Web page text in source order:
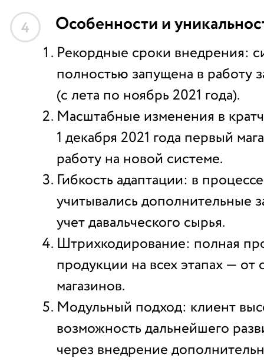
4 Особенности и
Рекордные сроки внедрения:
полностью запущена в работу
(с лета по ноябрь 2021 года).
Масштабные изменения в
1 декабря 2021 года первый
работу на новой системе.
Гибкость адаптации: в
учитывались дополнительные
учет давальческого сырья.
Штрихкодирование: полная
продукции на всех этапах — от
магазинов.
Модульный подход: клиент
возможность дальнейшего
через внедрение